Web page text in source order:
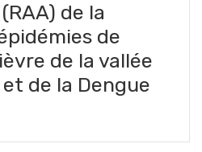
de la
de
de la vallée
de la Dengue